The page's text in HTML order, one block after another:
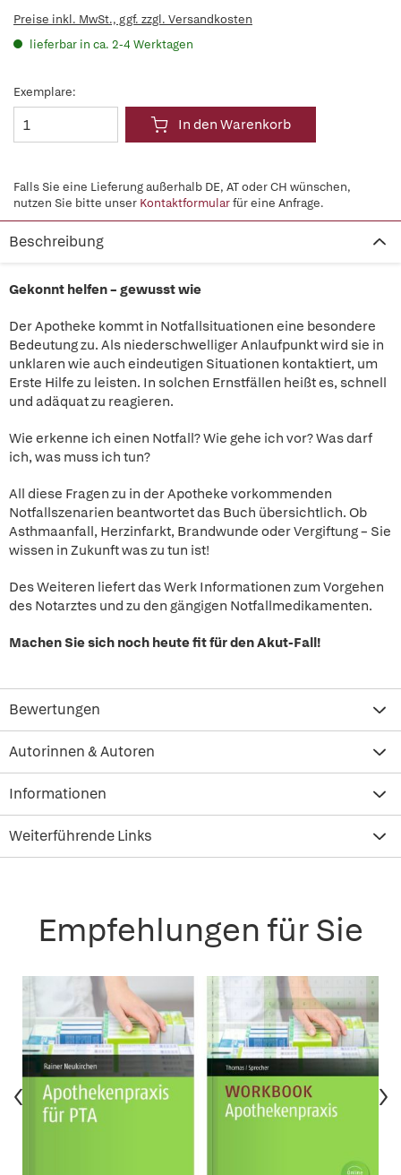
Preise inkl. MwSt., ggf. zzgl. Versandkosten
lieferbar in ca. 2-4 Werktagen
Exemplare:
In den Warenkorb
Falls Sie eine Lieferung außerhalb DE, AT oder CH wünschen,
nutzen Sie bitte unser Kontaktformularfür eine Anfrage.
Beschreibung
Gekonnt helfen – gewusst wie
Der Apotheke kommt in Notfallsituationen eine besondere
Bedeutung zu. Als niederschwelliger Anlaufpunkt wird sie in
unklaren wie auch eindeutigen Situationen kontaktiert, um
Erste Hilfe zu leisten. In solchen Ernstfällen heißt es, schnell
und adäquat zu reagieren.
Wie erkenne ich einen Notfall? Wie gehe ich vor? Was darf
ich, was muss ich tun?
All diese Fragen zu in der Apotheke vorkommenden
Notfallszenarien beantwortet das Buch übersichtlich. Ob
Asthmaanfall, Herzinfarkt, Brandwunde oder Vergiftung – Sie
wissen in Zukunft was zu tun ist!
Des Weiteren liefert das Werk Informationen zum Vorgehen
des Notarztes und zu den gängigen Notfallmedikamenten.
Machen Sie sich noch heute fit für den Akut-Fall!
Bewertungen
Autorinnen & Autoren
Informationen
Weiterführende Links
Empfehlungen für Sie